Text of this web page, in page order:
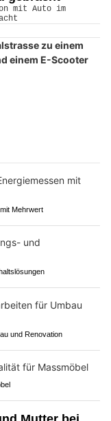
zu einem
einem E-Scooter
Mehrwert
und Renovation